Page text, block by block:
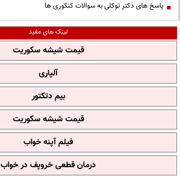
پاسخ های دکتر توکلی به سوالات کنکوری ها
لینک های مفید
قیمت شیشه سکوریت
آلپاری
بیم دتکتور
قیمت شیشه سکوریت
فیلم آپنه خواب
درمان قطعی خروپف در خواب